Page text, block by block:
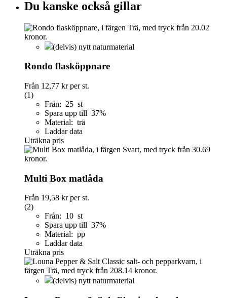
Du kanske också gillar
(delvis) nytt naturmaterial
Rondo flasköppnare
Från 12,77 krper st.
(1)
Från: 25 st
Spara upp till 37%
Material: trä
Laddar data
Uträkna pris
Multi Box matlåda
Från 19,58 krper st.
(2)
Från: 10 st
Spara upp till 37%
Material: pp
Laddar data
Uträkna pris
(delvis) nytt naturmaterial